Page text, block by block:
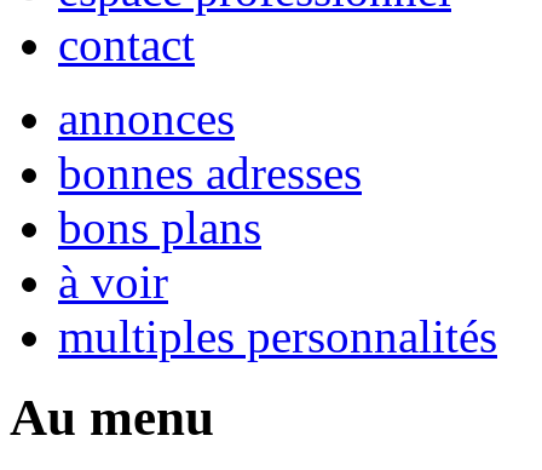
contact
annonces
bonnes adresses
bons plans
à voir
multiples personnalités
Au menu